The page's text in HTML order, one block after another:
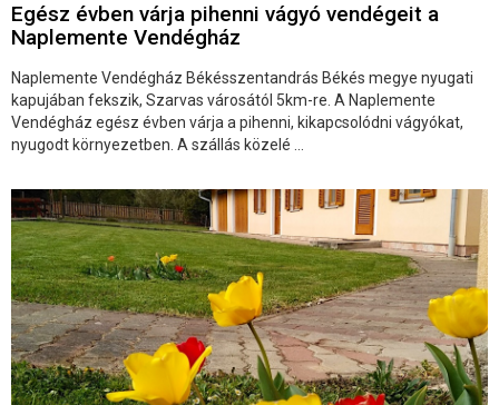
Egész évben várja pihenni vágyó vendégeit a
Naplemente Vendégház
Naplemente Vendégház Békésszentandrás Békés megye nyugati
kapujában fekszik, Szarvas városától 5km-re. A Naplemente
Vendégház egész évben várja a pihenni, kikapcsolódni vágyókat,
nyugodt környezetben. A szállás közelé ...